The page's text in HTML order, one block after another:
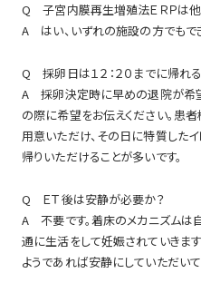
Q 子宮内膜再生増殖法ＥＲＰは
A はい、いずれの施設の方でもでき
Q 採卵日は１２：２０までに帰れ
A 採卵決定時に早めの退院が希
の際に希望をお伝えください。患
用意いただけ、その日に特質した
帰りいただけることが多いです。
Q ＥＴ後は安静が必要か？
A 不要です。着床のメカニズムは
通に生活をして妊娠されていきま
ようであれば安静にしていただいて